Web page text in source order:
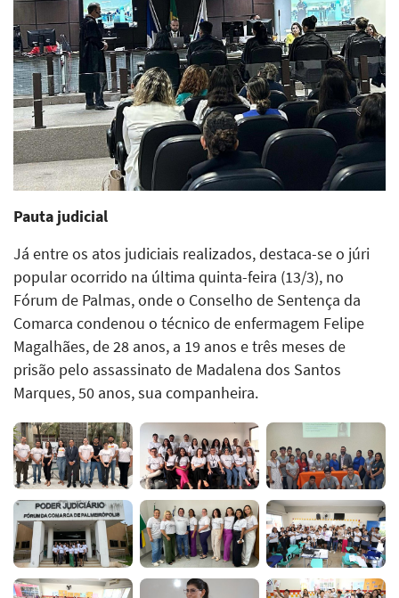
Pauta judicial
Já entre os atos judiciais realizados, destaca-se o júri
popular ocorrido na última quinta-feira (13/3), no
Fórum de Palmas, onde o Conselho de Sentença da
Comarca condenou o técnico de enfermagem Felipe
Magalhães, de 28 anos, a 19 anos e três meses de
prisão pelo assassinato de Madalena dos Santos
Marques, 50 anos, sua companheira.